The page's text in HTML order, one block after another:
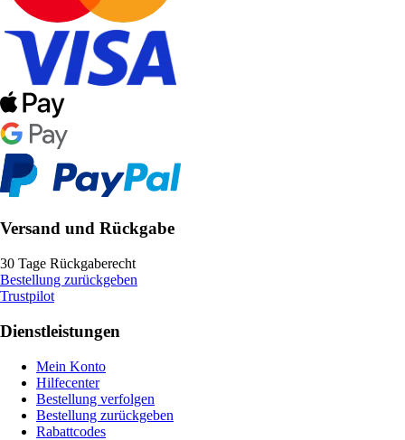
Versand und Rückgabe
30 Tage Rückgaberecht
Bestellung zurückgeben
Trustpilot
Dienstleistungen
Mein Konto
Hilfecenter
Bestellung verfolgen
Bestellung zurückgeben
Rabattcodes